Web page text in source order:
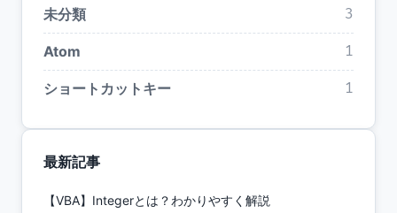
未分類 3
Atom 1
ショートカットキー 1
最新記事
【VBA】Integerとは？わかりやすく解説